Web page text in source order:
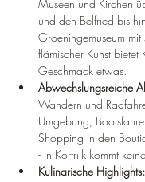
Museen und Kirchen
und den Belfried bis
Groeningemuseum mit
flämischer Kunst bietet
Geschmack etwas.
Abwechslungsreiche
Wandern und
Umgebung,
Shopping in den
- in Kortrijk kommt
Kulinarische Highlights: